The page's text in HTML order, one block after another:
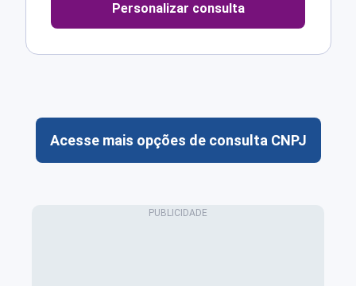
Personalizar consulta
Acesse mais opções de consulta CNPJ